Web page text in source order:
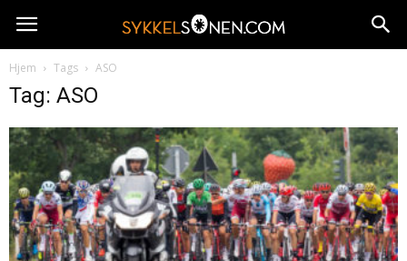
Hjem Tags ASO
Tag: ASO